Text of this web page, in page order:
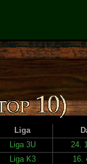
Liga
Liga 3U 24.
Liga K3 16.